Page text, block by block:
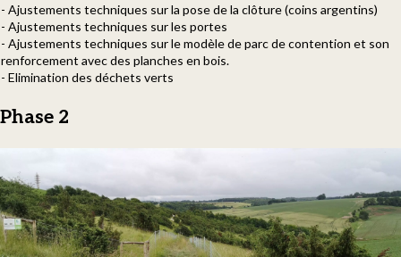
- Ajustements techniques sur la pose de la clôture (coins argentins)
- Ajustements techniques sur les portes
- Ajustements techniques sur le modèle de parc de contention et son
renforcement avec des planches en bois.
- Elimination des déchets verts
Phase 2